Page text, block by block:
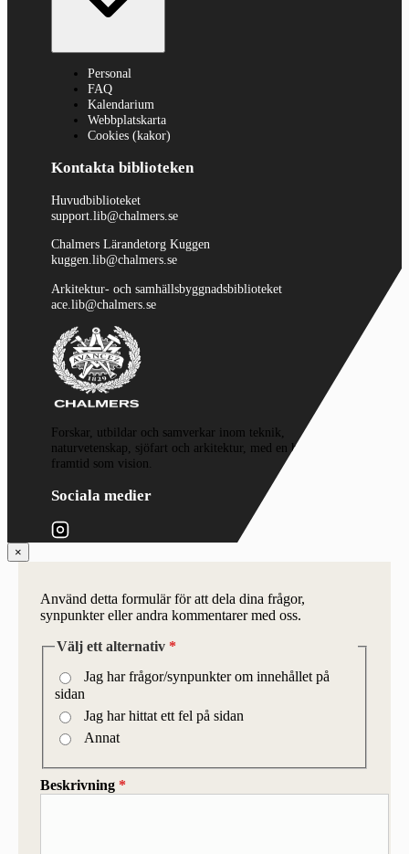
Personal
FAQ
Kalendarium
Webbplatskarta
Cookies (kakor)
Kontakta biblioteken
Huvudbiblioteket
support.lib@chalmers.se
Chalmers Lärandetorg Kuggen
kuggen.lib@chalmers.se
Arkitektur- och samhällsbyggnadsbiblioteket
ace.lib@chalmers.se
Forskar, utbildar och samverkar inom teknik,
naturvetenskap, sjöfart och arkitektur, med en hållbar
framtid som vision.
Sociala medier
×
Använd detta formulär för att dela dina frågor,
synpunkter eller andra kommentarer med oss.
Välj ett alternativ *
Jag har frågor/synpunkter om innehållet på
sidan
Jag har hittat ett fel på sidan
Annat
Beskrivning *